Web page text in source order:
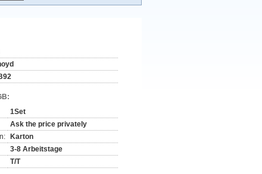
1Set
Ask the price privately
Karton
3-8 Arbeitstage
T/T